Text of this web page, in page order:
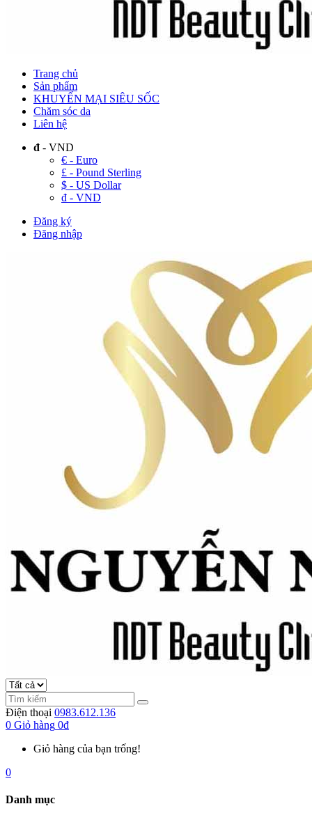
Trang chủ
Sản phẩm
KHUYẾN MẠI SIÊU SỐC
Chăm sóc da
Liên hệ
đ - VND
€ - Euro
£ - Pound Sterling
$ - US Dollar
đ - VND
Đăng ký
Đăng nhập
Điện thoại 0983.612.136
0 Giỏ hàng 0đ
Giỏ hàng của bạn trống!
0
Danh mục